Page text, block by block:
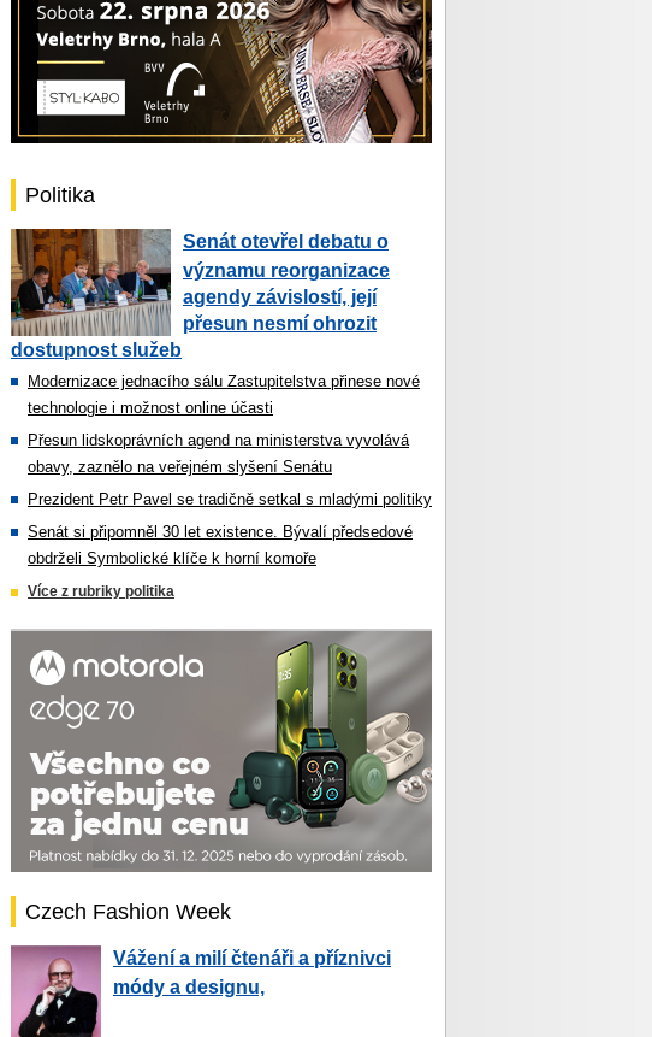
Politika
Senát otevřel debatu o
významu reorganizace
agendy závislostí, její
přesun nesmí ohrozit
dostupnost služeb
Modernizace jednacího sálu Zastupitelstva přinese nové
technologie i možnost online účasti
Přesun lidskoprávních agend na ministerstva vyvolává
obavy, zaznělo na veřejném slyšení Senátu
Prezident Petr Pavel se tradičně setkal s mladými politiky
Senát si připomněl 30 let existence. Bývalí předsedové
obdrželi Symbolické klíče k horní komoře
Více z rubriky politika
Czech Fashion Week
Vážení a milí čtenáři a příznivci
módy a designu,